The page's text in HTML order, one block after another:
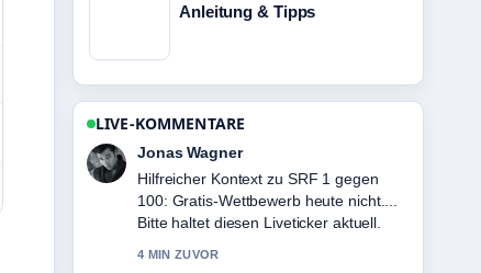
Anleitung & Tipps
LIVE-KOMMENTARE
Lena Schmidt
Die Berichterstattung zu Ramadan
2026: Beginn, Ende und Eid al-Fitr wirkt
solide und sehr gut nachvollziehbar.
6 MIN ZUVOR